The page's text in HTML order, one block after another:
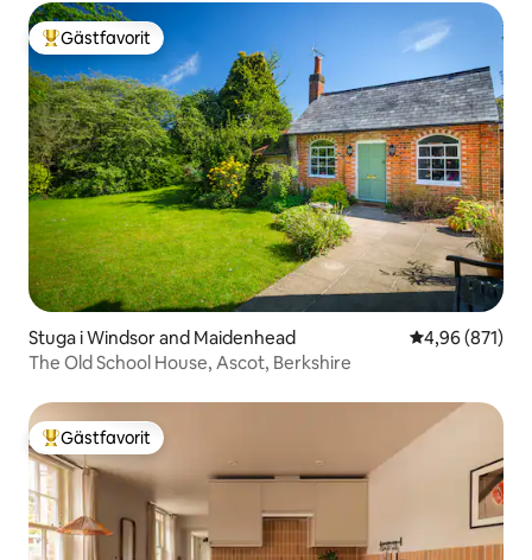
Populär gästfavorit
Gästfavorit
Stuga i Windsor and Maidenhead 4,96 av 5 i
4,96 (871)
The Old School House, Ascot, Berkshire
Populär gästfavorit
Gästfavorit